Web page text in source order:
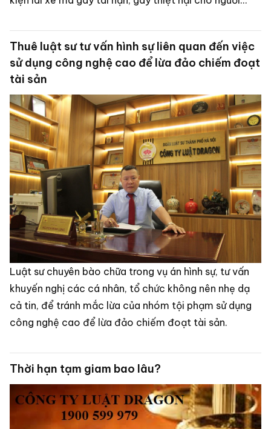
truy cứu trách nhiệm hình sự.
Thuê luật sư tư vấn hình sự liên quan đến việc
sử dụng công nghệ cao để lừa đảo chiếm đoạt
tài sản
Luật sư chuyên bào chữa trong vụ án hình sự, tư vấn
khuyến nghị các cá nhân, tổ chức không nên nhẹ dạ
cả tin, để tránh mắc lừa của nhóm tội phạm sử dụng
công nghệ cao để lừa đảo chiếm đoạt tài sản.
Thời hạn tạm giam bao lâu?